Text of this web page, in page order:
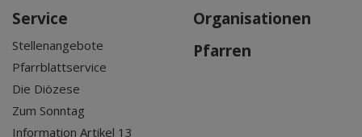
Service
Stellenangebote
Pfarrblattservice
Die Diözese
Zum Sonntag
Information Artikel 13
Organisationen
Pfarren